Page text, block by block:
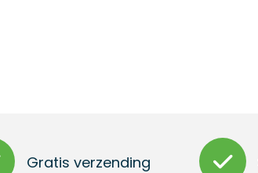
Gratis verzending